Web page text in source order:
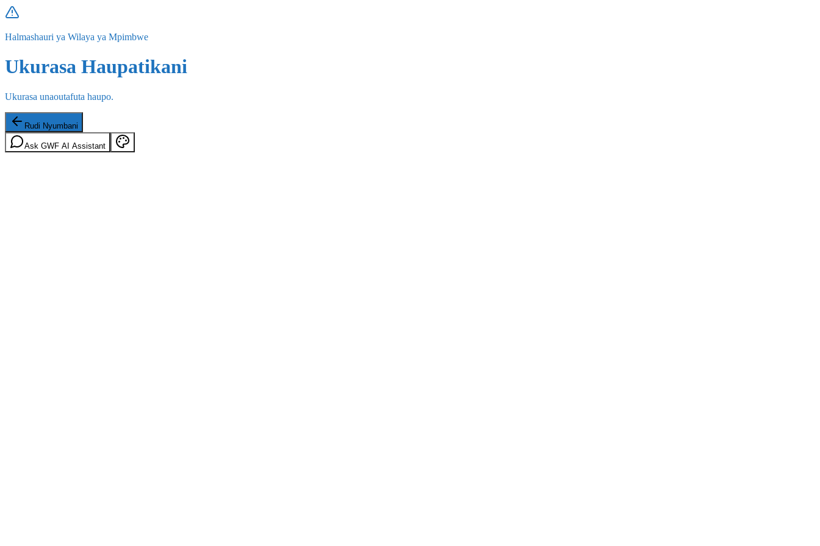
Halmashauri ya Wilaya ya Mpimbwe
Ukurasa Haupatikani
Ukurasa unaoutafuta haupo.
Rudi Nyumbani
Ask GWF AI Assistant